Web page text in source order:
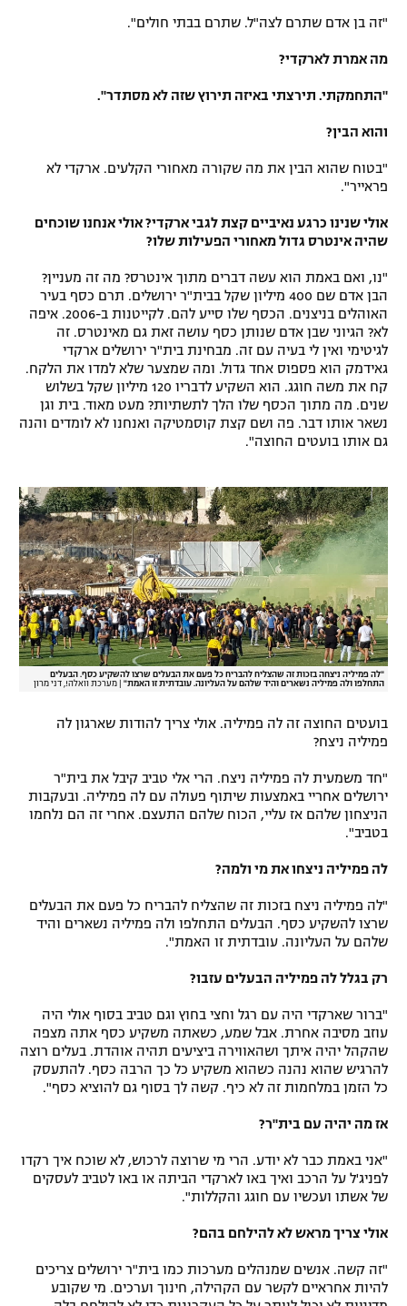
"זה בן אדם שתרם לצה"ל. שתרם בבתי חולים".
מה אמרת לארקדי?
"התחמקתי. תירצתי באיזה תירוץ שזה לא מסתדר".
והוא הבין?
"בטוח שהוא הבין את מה שקורה מאחורי הקלעים. ארקדי לא
פראייר".
אולי שנינו כרגע נאיביים קצת לגבי ארקדי? אולי אנחנו שוכחים
שהיה אינטרס גדול מאחורי הפעילות שלו?
"נו, ואם באמת הוא עשה דברים מתוך אינטרס? מה זה מעניין?
הבן אדם שם 400 מיליון שקל בבית"ר ירושלים. תרם כסף בעיר
האוהלים בניצנים. הכסף שלו סייע להם. לקייטנות ב-2006. איפה
לא? הגיוני שבן אדם שנותן כסף עושה זאת גם מאינטרס. זה
לגיטימי ואין לי בעיה עם זה. מבחינת בית"ר ירושלים ארקדי
גאידמק הוא פספוס אחד גדול. ומה שמצער שלא למדו את הלקח.
קח את משה חוגג. הוא השקיע לדבריו 120 מיליון שקל בשלוש
שנים. מה מתוך הכסף שלו הלך לתשתיות? מעט מאוד. בית וגן
נשאר אותו דבר. פה ושם קצת קוסמטיקה ואנחנו לא לומדים והנה
גם אותו בועטים החוצה".
"לה פמיליה ניצחה בזכות זה שהצליח להבריח כל פעם את הבעלים שרצו להשקיע כסף. הבעלים
התחלפו ולה פמיליה נשארים והיד שלהם על העליונה. עובדתית זו האמת"
מערכת וואלה!, דני מרון
בועטים החוצה זה לה פמיליה. אולי צריך להודות שארגון לה
פמיליה ניצח?
"חד משמעית לה פמיליה ניצח. הרי אלי טביב קיבל את בית"ר
ירושלים אחריי באמצעות שיתוף פעולה עם לה פמיליה. ובעקבות
הניצחון שלהם אז עליי, הכוח שלהם התעצם. אחרי זה הם נלחמו
בטביב".
לה פמיליה ניצחו את מי ולמה?
"לה פמיליה ניצח בזכות זה שהצליח להבריח כל פעם את הבעלים
שרצו להשקיע כסף. הבעלים התחלפו ולה פמיליה נשארים והיד
שלהם על העליונה. עובדתית זו האמת".
רק בגלל לה פמיליה הבעלים עזבו?
"ברור שארקדי היה עם רגל וחצי בחוץ וגם טביב בסוף אולי היה
עוזב מסיבה אחרת. אבל שמע, כשאתה משקיע כסף אתה מצפה
שהקהל יהיה איתך ושהאווירה ביציעים תהיה אוהדת. בעלים רוצה
להרגיש שהוא נהנה כשהוא משקיע כל כך הרבה כסף. להתעסק
כל הזמן במלחמות זה לא כיף. קשה לך בסוף גם להוציא כסף".
אז מה יהיה עם בית"ר?
"אני באמת כבר לא יודע. הרי מי שרוצה לרכוש, לא שוכח איך רקדו
לפניג'ל על הרכב ואיך באו לארקדי הביתה או באו לטביב לעסקים
של אשתו ועכשיו עם חוגג והקללות".
אולי צריך מראש לא להילחם בהם?
"זה קשה. אנשים שמנהלים מערכות כמו בית"ר ירושלים צריכים
להיות אחראיים לקשר עם הקהילה, חינוך וערכים. מי שקובע